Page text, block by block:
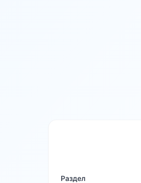
Раздел